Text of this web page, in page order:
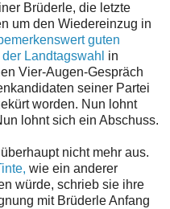
Brüderle, die letzte
um den Wiedereinzug in
guten
Landtagswahl in
Vier-Augen-Gespräch
seiner Partei
worden. Nun lohnt
lohnt sich ein Abschuss.
nicht mehr aus.
wie ein anderer
würde, schrieb sie ihre
mit Brüderle Anfang